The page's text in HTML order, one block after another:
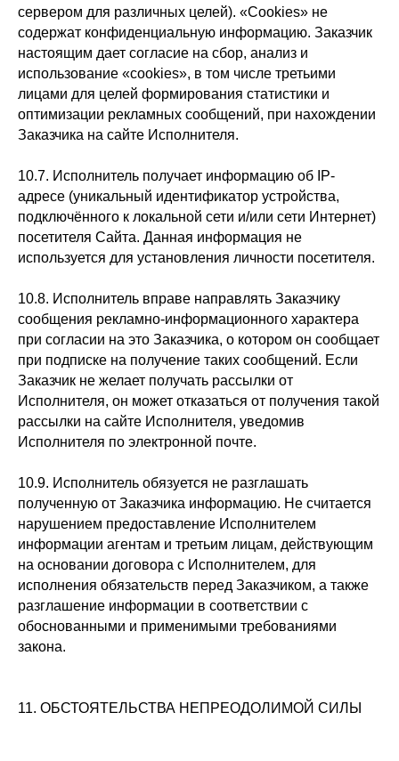
сервером для различных целей). «Cookies» не
содержат конфиденциальную информацию. Заказчик
настоящим дает согласие на сбор, анализ и
использование «cookies», в том числе третьими
лицами для целей формирования статистики и
оптимизации рекламных сообщений, при нахождении
Заказчика на сайте Исполнителя.
10.7. Исполнитель получает информацию об IP-
адресе (уникальный идентификатор устройства,
подключённого к локальной сети и/или сети Интернет)
посетителя Сайта. Данная информация не
используется для установления личности посетителя.
10.8. Исполнитель вправе направлять Заказчику
сообщения рекламно-информационного характера
при согласии на это Заказчика, о котором он сообщает
при подписке на получение таких сообщений. Если
Заказчик не желает получать рассылки от
Исполнителя, он может отказаться от получения такой
рассылки на сайте Исполнителя, уведомив
Исполнителя по электронной почте.
10.9. Исполнитель обязуется не разглашать
полученную от Заказчика информацию. Не считается
нарушением предоставление Исполнителем
информации агентам и третьим лицам, действующим
на основании договора с Исполнителем, для
исполнения обязательств перед Заказчиком, а также
разглашение информации в соответствии с
обоснованными и применимыми требованиями
закона.
11. ОБСТОЯТЕЛЬСТВА НЕПРЕОДОЛИМОЙ СИЛЫ